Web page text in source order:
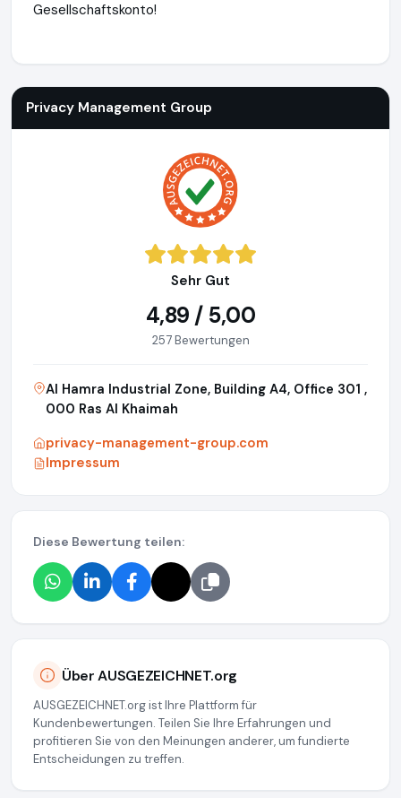
Gesellschaftskonto!
Privacy Management Group
Sehr Gut
4,89 / 5,00
257 Bewertungen
Al Hamra Industrial Zone, Building A4, Office 301 ,
000 Ras Al Khaimah
privacy-management-group.com
Impressum
Diese Bewertung teilen:
Über AUSGEZEICHNET.org
AUSGEZEICHNET.org ist Ihre Plattform für
Kundenbewertungen. Teilen Sie Ihre Erfahrungen und
profitieren Sie von den Meinungen anderer, um fundierte
Entscheidungen zu treffen.